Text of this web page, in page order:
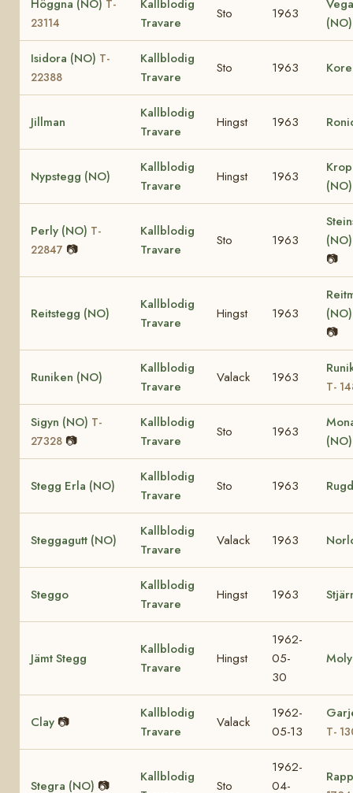
Höggna (NO) T-
23114
Kallblodig
Travare
Sto 1963
Isidora (NO) T-
22388
Kallblodig
Travare
Sto 1963
Jillman
Kallblodig
Travare
Hingst 1963
Nypstegg (NO)
Kallblodig
Travare
Hingst 1963
Perly (NO) T-
22847 📷
Kallblodig
Travare
Sto 1963
📷
Reitstegg (NO)
Kallblodig
Travare
Hingst 1963
📷
Runiken (NO)
Kallblodig
Travare
Valack 1963
T-
Sigyn (NO) T-
27328 📷
Kallblodig
Travare
Sto 1963
Stegg Erla (NO)
Kallblodig
Travare
Sto 1963
Steggagutt (NO)
Kallblodig
Travare
Valack 1963
Steggo
Kallblodig
Travare
Hingst 1963
Jämt Stegg
Kallblodig
Travare
Hingst
1962-
05-
30
Clay 📷
Kallblodig
Travare
Valack
1962-
05-13
T-
Stegra (NO) 📷
Kallblodig
Sto
1962-
04-